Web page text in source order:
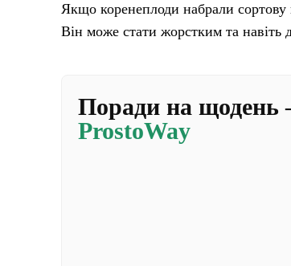
Якщо коренеплоди набрали сортову
Він може стати жорстким та навіть
Поради на щодень
ProstoWay